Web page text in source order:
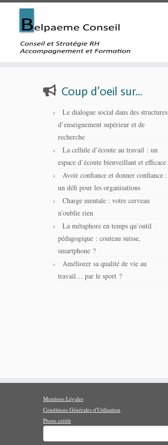
Coup d’oeil sur…
Le dialogue social dans des structures
d’enseignement supérieur et de
recherche
La cellule d’écoute au travail : un
espace d’écoute bienveillant et efficace
Avoir confiance et donner confiance :
un défi pour les organisations
Charge mentale : votre cerveau
n’oublie rien
La métaphore en temps qu’outil
pédagogique : couteau suisse,
smartphone ?
Améliorer sa qualité de vie au
travail… par le sport ?
Mentions Légales
Conditions Générales d'Utilisation
Photo crédit
Rechercher :